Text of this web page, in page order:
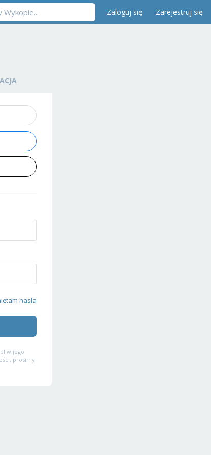
Zaloguj się Zarejestruj się
hasła
w jego
prosimy